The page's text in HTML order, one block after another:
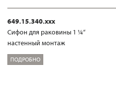
649.15.340.xxx
Сифон для раковины 1 ¼“
настенный монтаж
ПОДРОБНО